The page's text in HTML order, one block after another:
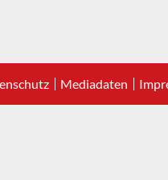
Mediadaten